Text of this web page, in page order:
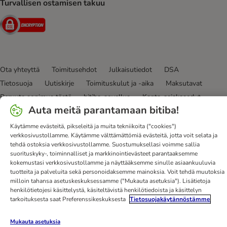
Turvallisen ostamisen takuu
Security
Ota yhteyttä Toimitusehdot Julkaisutiedot
DSA
Tietosuoja
Uutiskirje Toimituskulut ja -aika
Maksutavat
Peruuta sopimus tästä
bitiba-sovellus
Kanta-asiakasedut
Edut
Saavutettavuusseloste
bitiba GmbH 2026
Auta meitä parantamaan bitiba!
Käytämme evästeitä, pikseleitä ja muita tekniikoita ("cookies")
verkkosivustollamme. Käytämme välttämättömiä evästeitä, jotta voit selata ja
tehdä ostoksia verkkosivustollamme. Suostumuksellasi voimme sallia
suorituskyky-, toiminnalliset ja markkinointievästeet parantaaksemme
kokemustasi verkkosivustollamme ja näyttääksemme sinulle asiaankuuluvia
tuotteita ja palveluita sekä personoidaksemme mainoksia. Voit tehdä muutoksia
milloin tahansa asetuskeskuksessamme ("Mukauta asetuksia"). Lisätietoja
henkilötietojesi käsittelystä, käsiteltävistä henkilötiedoista ja käsittelyn
tarkoituksesta saat Preferenssikeskuksesta Tietosuojakäytännöstämme
Mukauta asetuksia